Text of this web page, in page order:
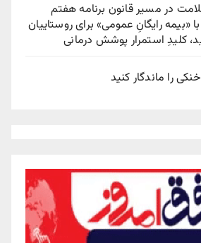
در مسیر قانون برنامه هفتم
رایگانِ عمومی» برای روستاییان
کلیدِ استمرار پوشش درمانی
را ماندگار کنید